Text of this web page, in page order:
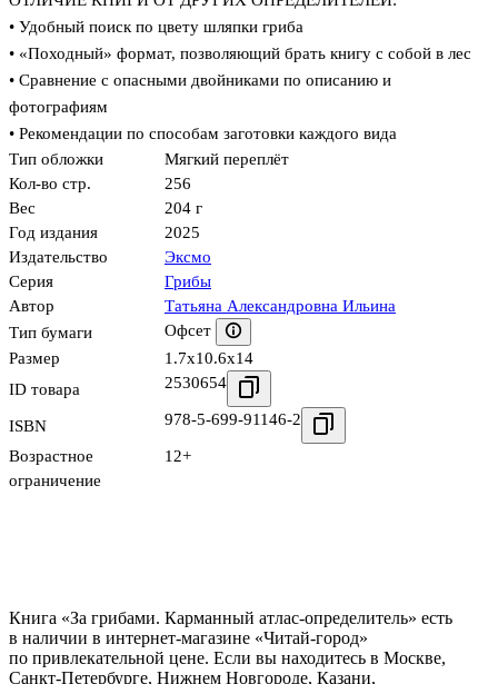
• Удобный поиск по цвету шляпки гриба
• «Походный» формат, позволяющий брать книгу с собой в лес
• Сравнение с опасными двойниками по описанию и
фотографиям
• Рекомендации по способам заготовки каждого вида
Тип обложки
Мягкий переплёт
Кол-во стр.
256
Вес
204 г
Год издания
2025
Издательство
Эксмо
Серия
Грибы
Автор
Татьяна Александровна Ильина
Тип бумаги
Офсет
Размер
1.7x10.6x14
ID товара
2530654
ISBN 978-5-699-91146-2
Возрастное
ограничение
12+
Книга «За грибами. Карманный атлас-определитель» есть
в наличии в интернет-магазине «Читай-город»
по привлекательной цене. Если вы находитесь в Москве,
Санкт-Петербурге, Нижнем Новгороде, Казани,